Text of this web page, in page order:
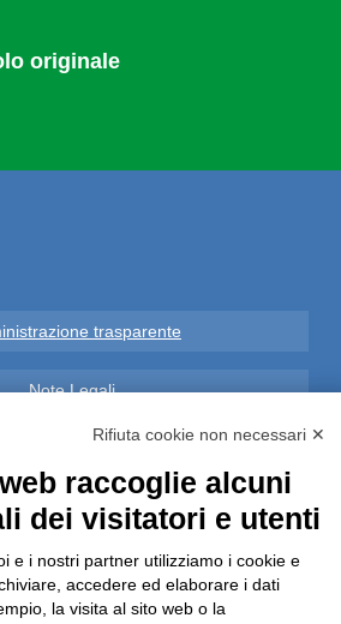
originale
trasparente
Note Legali
GDPR (679/2016)
Reclami
Rifiuta cookie non necessari ✕
raccoglie alcuni
dei visitatori e utenti
e i nostri partner utilizziamo i cookie e
accedere ed elaborare i dati
la visita al sito web o la